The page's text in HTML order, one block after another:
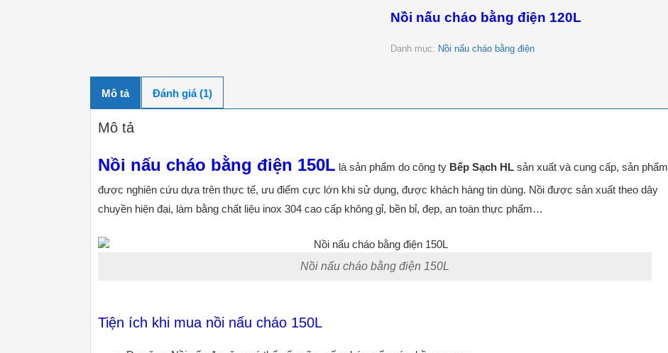
Nồi nấu cháo bằng điện 120L
Danh mục: Nồi nấu cháo bằng điện
Mô tả Đánh giá (1)
Mô tả
Nồi nấu cháo bằng điện 150L là sản phẩm do công ty Bếp Sạch HL sản xuất và cung cấp, sản phẩm
được nghiên cứu dựa trên thực tế, ưu điểm cực lớn khi sử dụng, được khách hàng tin dùng. Nồi được sản xuất theo dây
chuyền hiện đại, làm bằng chất liệu inox 304 cao cấp không gỉ, bền bỉ, đẹp, an toàn thực phẩm…
Nồi nấu cháo bằng điện 150L
Tiện ích khi mua nồi nấu cháo 150L